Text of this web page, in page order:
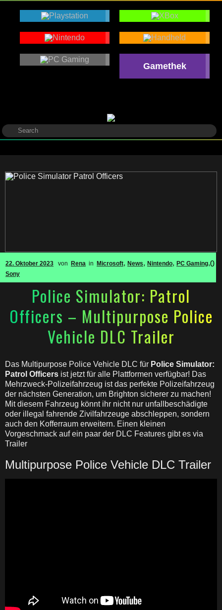
Gamethek
22. Oktober 2023 von Rena in Microsoft, News, Nintendo, PC Gaming,
Sony
0
Police Simulator: Patrol
Officers – Multipurpose Police
Vehicle DLC Trailer
Das Multipurpose Police Vehicle DLC für Police Simulator:
Patrol Officers ist jetzt für alle Plattformen verfügbar! Das
Mehrzweck-Polizeifahrzeug ist das perfekte Polizeifahrzeug
der nächsten Generation, um Brighton sicherer zu machen!
Mit diesem Fahrzeug könnt ihr nicht nur unfallbeschädigte
oder illegal fahrende Zivilfahrzeuge abschleppen, sondern
auch den Kofferraum erweitern. Einen kleinen
Vorgeschmack auf ein paar der DLC Features gibt es via
Trailer
Multipurpose Police Vehicle DLC Trailer